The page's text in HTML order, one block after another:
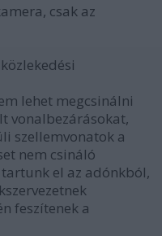
csak az
lehet megcsinálni
vonalbezárásokat,
szellemvonatok a
nem csináló
el az adónkból,
feszítenek a